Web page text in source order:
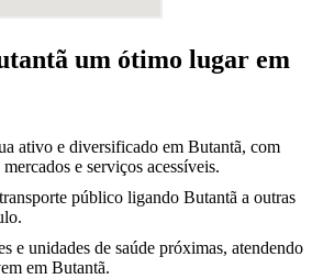
um ótimo lugar em
ativo e diversificado em Butantã, com
e serviços acessíveis.
público ligando Butantã a outras
e unidades de saúde próximas, atendendo
em Butantã.